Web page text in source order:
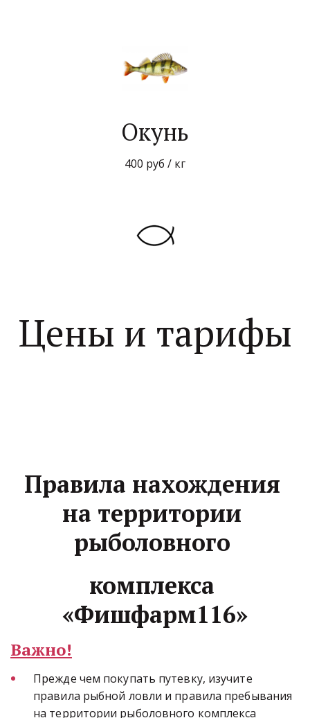
Окунь
400 руб / кг
Цены и тарифы
Правила нахождения
на территории
рыболовного
комплекса
«Фишфарм116»
Важно!
Прежде чем покупать путевку, изучите
правила рыбной ловли и правила пребывания
на территории рыболовного комплекса